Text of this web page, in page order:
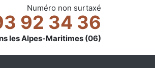
Numéro non surtaxé
92 34 36
les Alpes-Maritimes (06)